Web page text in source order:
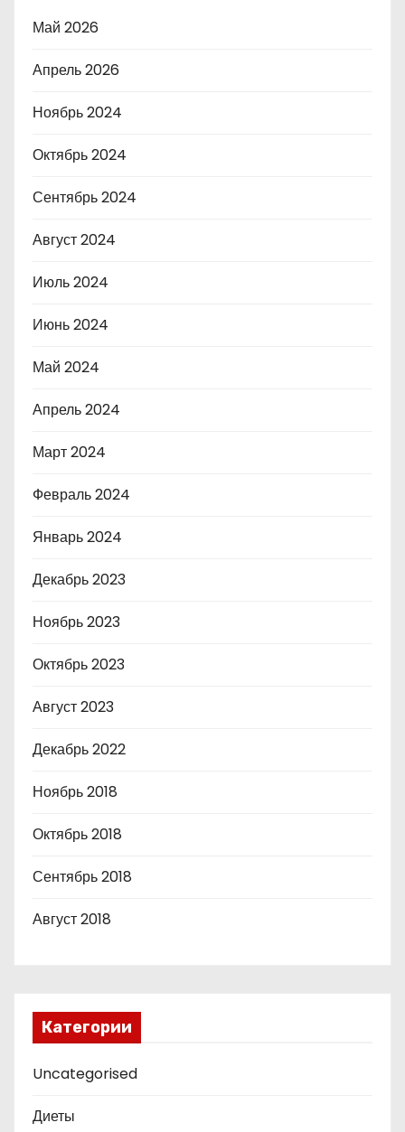
Май 2026
Апрель 2026
Ноябрь 2024
Октябрь 2024
Сентябрь 2024
Август 2024
Июль 2024
Июнь 2024
Май 2024
Апрель 2024
Март 2024
Февраль 2024
Январь 2024
Декабрь 2023
Ноябрь 2023
Октябрь 2023
Август 2023
Декабрь 2022
Ноябрь 2018
Октябрь 2018
Сентябрь 2018
Август 2018
Категории
Uncategorised
Диеты